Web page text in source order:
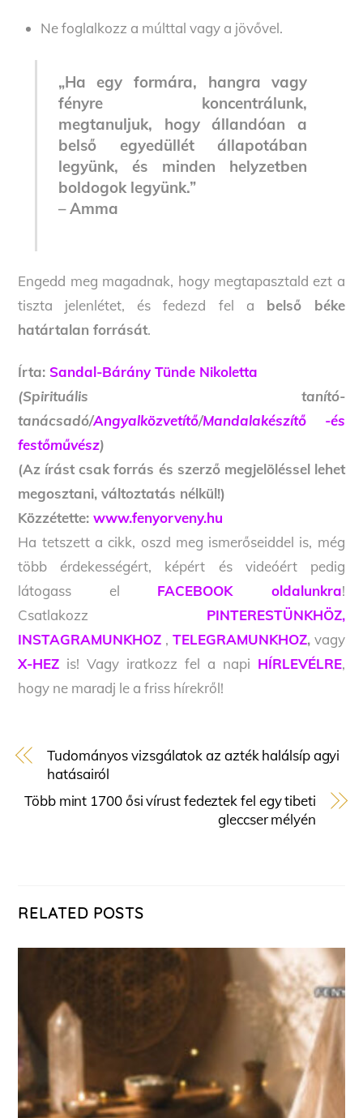
Ne foglalkozz a múlttal vagy a jövővel.
„Ha egy formára, hangra vagy
fényre koncentrálunk,
megtanuljuk, hogy állandóan a
belső egyedüllét állapotában
legyünk, és minden helyzetben
boldogok legyünk.”
– Amma
Engedd meg magadnak, hogy megtapasztald ezt a
tiszta jelenlétet, és fedezd fel a belső béke
határtalan forrását.
Írta:Sandal-Bárány Tünde Nikoletta
(Spirituális tanító-
tanácsadó/Angyalközvetítő/Mandalakészítő -és
festőművész)
(Az írást csak forrás és szerző megjelöléssel lehet
megosztani, változtatás nélkül!)
Közzétette:www.fenyorveny.hu
Ha tetszett a cikk, oszd meg ismerőseiddel is, még
több érdekességért, képért és videóért pedig
látogass el FACEBOOK oldalunkra!
Csatlakozz PINTERESTÜNKHÖZ,
INSTAGRAMUNKHOZ , TELEGRAMUNKHOZ,vagy
X-HEZ is! Vagy iratkozz fel a napi HÍRLEVÉLRE,
hogy ne maradj le a friss hírekről!
Tudományos vizsgálatok az azték halálsíp agyi
hatásairól
Több mint 1700 ősi vírust fedeztek fel egy tibeti
gleccser mélyén
RELATED POSTS